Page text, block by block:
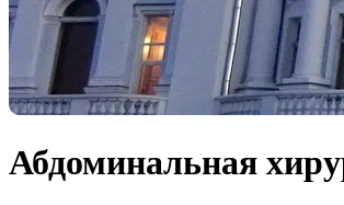
Абдоминальная